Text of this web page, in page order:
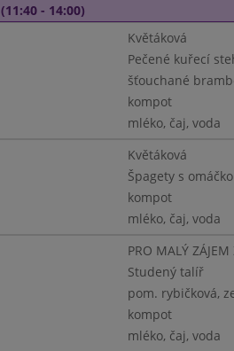
(11:40 - 14:00)
Květáková
Pečené kuřecí
šťouchané
kompot
mléko, čaj, voda
Květáková
Špagety s
kompot
mléko, čaj, voda
PRO MALÝ
Studený talíř
pom. rybičková,
kompot
mléko, čaj, voda